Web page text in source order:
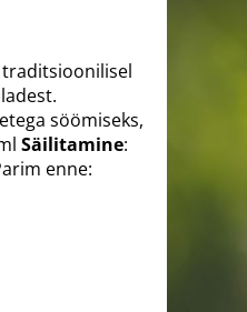
traditsioonilisel
söömiseks,
Säilitamine:
enne: